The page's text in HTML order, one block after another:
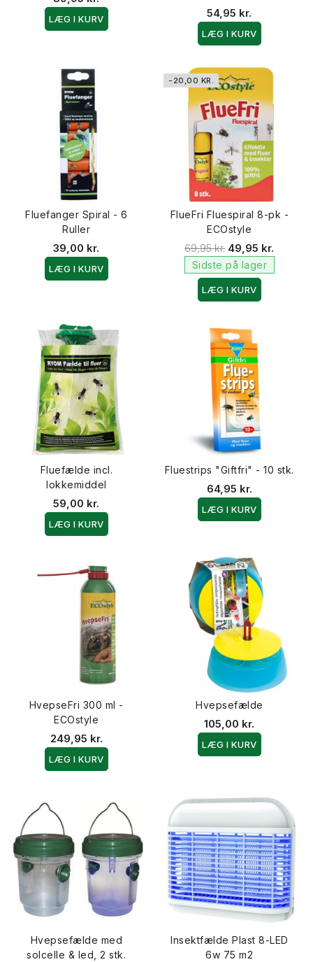
LÆG I KURV 54,95 kr.
LÆG I KURV
Fluefanger Spiral - 6
Ruller
39,00 kr.
LÆG I KURV
-20,00 KR.
FlueFri Fluespiral 8-pk -
ECOstyle
69,95 kr. 49,95 kr.
Sidste på lager
LÆG I KURV
Fluefælde incl.
lokkemiddel
59,00 kr.
LÆG I KURV
Fluestrips "Giftfri" - 10 stk.
64,95 kr.
LÆG I KURV
HvepseFri 300 ml -
ECOstyle
249,95 kr.
LÆG I KURV
Hvepsefælde
105,00 kr.
LÆG I KURV
Hvepsefælde med
solcelle & led, 2 stk.
Insektfælde Plast 8-LED
6w 75 m2